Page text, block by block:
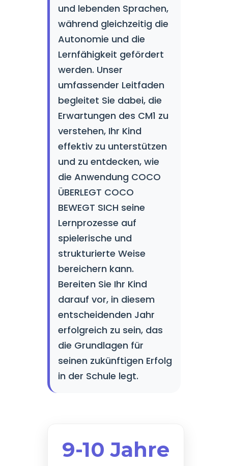
und lebenden Sprachen,
während gleichzeitig die
Autonomie und die
Lernfähigkeit gefördert
werden. Unser
umfassender Leitfaden
begleitet Sie dabei, die
Erwartungen des CM1 zu
verstehen, Ihr Kind
effektiv zu unterstützen
und zu entdecken, wie
die Anwendung COCO
ÜBERLEGT COCO
BEWEGT SICH seine
Lernprozesse auf
spielerische und
strukturierte Weise
bereichern kann.
Bereiten Sie Ihr Kind
darauf vor, in diesem
entscheidenden Jahr
erfolgreich zu sein, das
die Grundlagen für
seinen zukünftigen Erfolg
in der Schule legt.
9-10 Jahre